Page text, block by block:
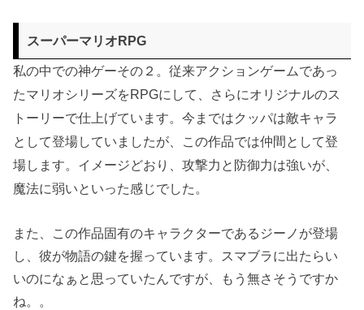
スーパーマリオRPG
私の中での神ゲーその２。従来アクションゲームであっ
たマリオシリーズをRPGにして、さらにオリジナルのス
トーリーで仕上げています。今まではクッパは敵キャラ
として登場していましたが、この作品では仲間として登
場します。イメージどおり、攻撃力と防御力は強いが、
魔法に弱いといった感じでした。
また、この作品固有のキャラクターであるジーノが登場
し、彼が物語の鍵を握っています。スマブラに出たらい
いのになぁと思っていたんですが、もう無さそうですか
ね。。